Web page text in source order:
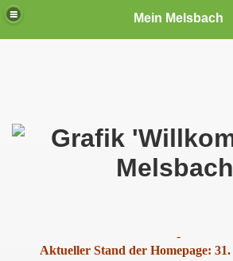
Mein Melsbach
-
Aktueller Stand der Homepage: 31.